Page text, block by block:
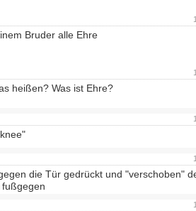
Bruder alle Ehre
heißen? Was ist Ehre?
die Tür gedrückt und "verschoben"